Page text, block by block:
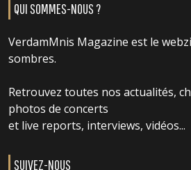
QUI SOMMES-NOUS ?
VerdamMnis Magazine est le
sombres.
Retrouvez toutes nos actualités,
photos de concerts
et live reports, interviews, vidéos...
SUIVEZ-NOUS